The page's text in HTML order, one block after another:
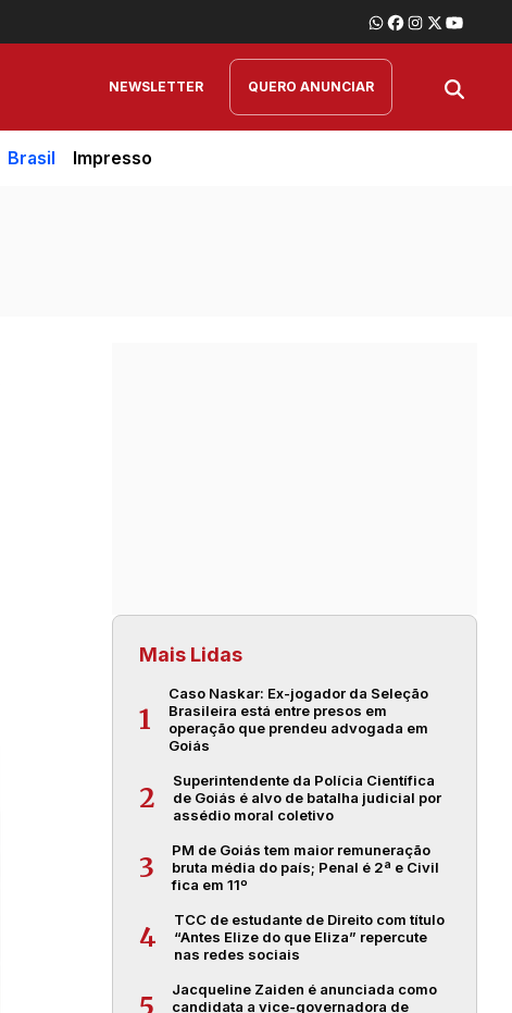
NEWSLETTER QUERO ANUNCIAR
Brasil Impresso
Mais Lidas
1
Caso Naskar: Ex-jogador da Seleção
Brasileira está entre presos em
operação que prendeu advogada em
Goiás
2
Superintendente da Polícia Científica
de Goiás é alvo de batalha judicial por
assédio moral coletivo
3
PM de Goiás tem maior remuneração
bruta média do país; Penal é 2ª e Civil
fica em 11º
4
TCC de estudante de Direito com título
“Antes Elize do que Eliza” repercute
nas redes sociais
Jacqueline Zaiden é anunciada como
candidata a vice-governadora de